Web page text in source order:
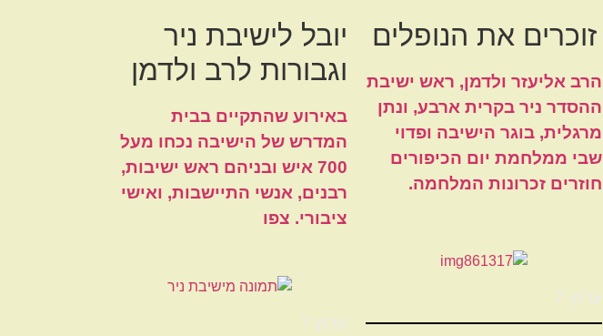
זוכרים את הנופלים
הרב אליעזר ולדמן, ראש ישיבת
ההסדר ניר בקרית ארבע, ונתן
מרגלית, בוגר הישיבה ופדוי
שבי ממלחמת יום הכיפורים
חוזרים זכרונות המלחמה.
ערוץ 7
יובל לישיבת ניר
וגבורות לרב ולדמן
באירוע שהתקיים בבית
המדרש של הישיבה נכחו מעל
700 איש ובניהם ראש ישיבות,
רבנים, אנשי התיישבות, ואישי
ציבורי. צפו
ערוץ 7